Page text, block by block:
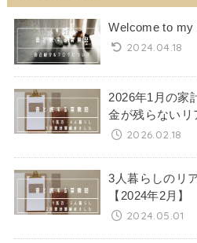
Welcome to my
2024.04.18
2026年1月の家
金が残らないリ
2026.02.18
3人暮らしのリ
【2024年2月】
2024.05.01